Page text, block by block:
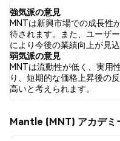
は 強気 でした。 最後に、
されました。 Twitterでは、
し、12.24% のツイートが弱
イートは MNT に対して中立
のツイートに基づいていま
強気派の意見
MNTは新興市場での成長性
待されます。また、ユーザ
により今後の業績向上が見込
弱気派の意見
MNTは流動性が低く、実用
り、短期的な価格上昇後の
高いと考えられます。
Mantle (MNT) アカデミ